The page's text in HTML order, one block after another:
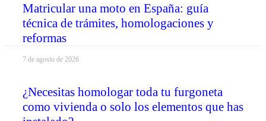
Matricular una moto en España: guía
técnica de trámites, homologaciones y
reformas
7 de agosto de 2026
¿Necesitas homologar toda tu furgoneta
como vivienda o solo los elementos que has